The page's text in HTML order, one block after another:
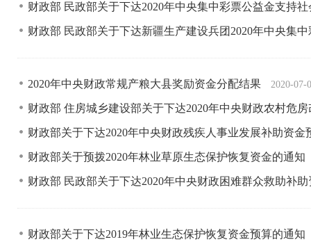
财政部 民政部关于下达2020年中央集中彩票公益金支持
财政部 民政部关于下达新疆生产建设兵团2020年中央集
2020年中央财政常规产粮大县奖励资金分配结果 2020-07-
财政部 住房城乡建设部关于下达2020年中央财政农村危
财政部关于下达2020年中央财政残疾人事业发展补助资
财政部关于预拨2020年林业草原生态保护恢复资金的通知
财政部 民政部关于下达2020年中央财政困难群众救助补
财政部关于下达2019年林业生态保护恢复资金预算的通知